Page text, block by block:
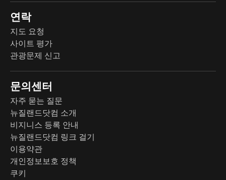
연락
지도 요청
사이트 평가
관광문제 신고
문의센터
자주 묻는 질문
뉴질랜드닷컴 소개
비지니스 등록 안내
뉴질랜드닷컴 링크 걸기
이용약관
개인정보보호 정책
쿠키